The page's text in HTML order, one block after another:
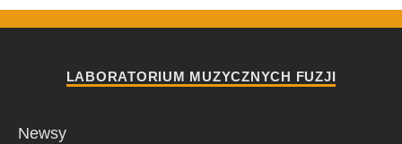
LABORATORIUM MUZYCZNYCH FUZJI
Newsy